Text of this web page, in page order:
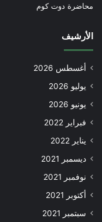
محاضرة دوت كوم
الأرشيف
أغسطس 2026
يوليو 2026
يونيو 2026
فبراير 2022
يناير 2022
ديسمبر 2021
نوفمبر 2021
أكتوبر 2021
سبتمبر 2021